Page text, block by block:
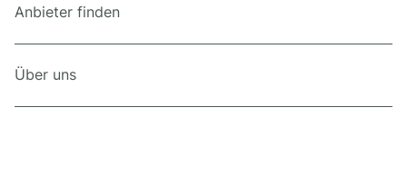
Anbieter finden
Über uns